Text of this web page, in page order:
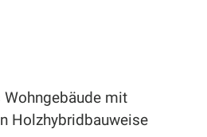
mit
Holzhybridbauweise